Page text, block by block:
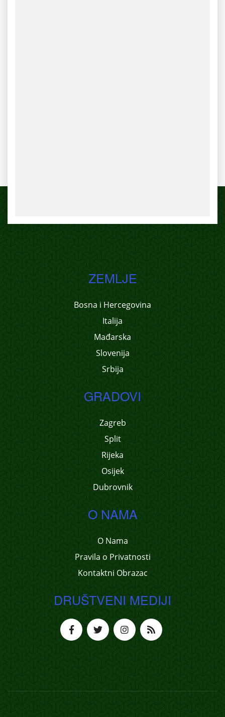
ZEMLJE
Bosna i Hercegovina
Italija
Mađarska
Slovenija
Srbija
GRADOVI
Zagreb
Split
Rijeka
Osijek
Dubrovnik
O NAMA
O Nama
Pravila o Privatnosti
Kontaktni Obrazac
DRUŠTVENI MEDIJI